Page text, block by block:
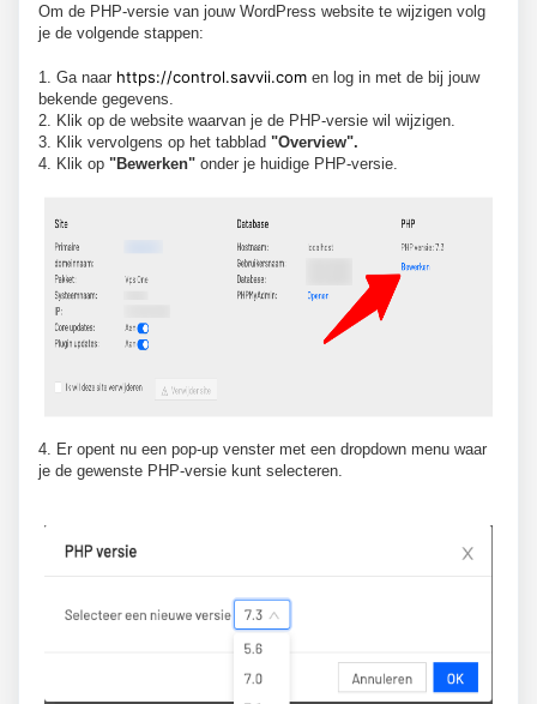
Om de PHP-versie van jouw WordPress website te wijzigen volg
je de volgende stappen:
1. Ga naar https://control.savvii.com en log in met de bij jouw
bekende gegevens.
2. Klik op de website waarvan je de PHP-versie wil wijzigen.
3. Klik vervolgens op het tabblad "Overview".
4. Klik op "Bewerken" onder je huidige PHP-versie.
4. Er opent nu een pop-up venster met een dropdown menu waar
je de gewenste PHP-versie kunt selecteren.